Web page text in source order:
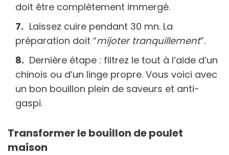
doit être complètement immergé.
Laissez cuire pendant 30 mn. La
préparation doit “mijoter tranquillement”.
Dernière étape : filtrez le tout à l’aide d’un
chinois ou d’un linge propre. Vous voici avec
un bon bouillon plein de saveurs et anti-
gaspi.
Transformer le bouillon de poulet
maison